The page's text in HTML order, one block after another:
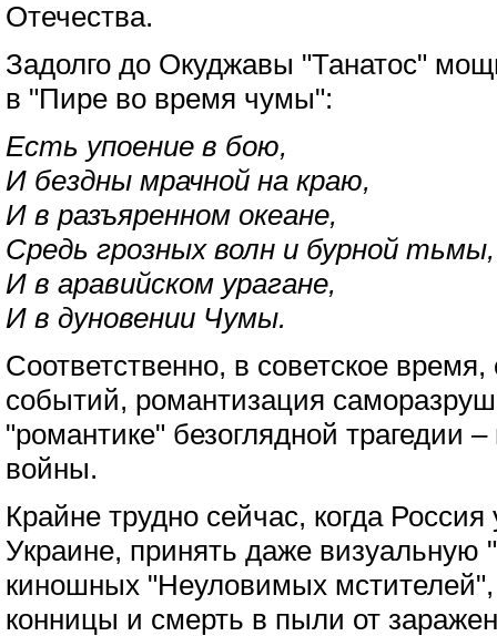
Отечества.
Задолго до Окуджавы "Танатос"
в "Пире во время чумы":
Есть упоение в бою,
И бездны мрачной на краю,
И в разъяренном океане,
Средь грозных волн и бурной тьмы,
И в аравийском урагане,
И в дуновении Чумы.
Соответственно, в советское
событий, романтизация
"романтике" безоглядной трагедии
войны.
Крайне трудно сейчас, когда
Украине, принять даже визуальную
киношных "Неуловимых мстителей",
конницы и смерть в пыли от